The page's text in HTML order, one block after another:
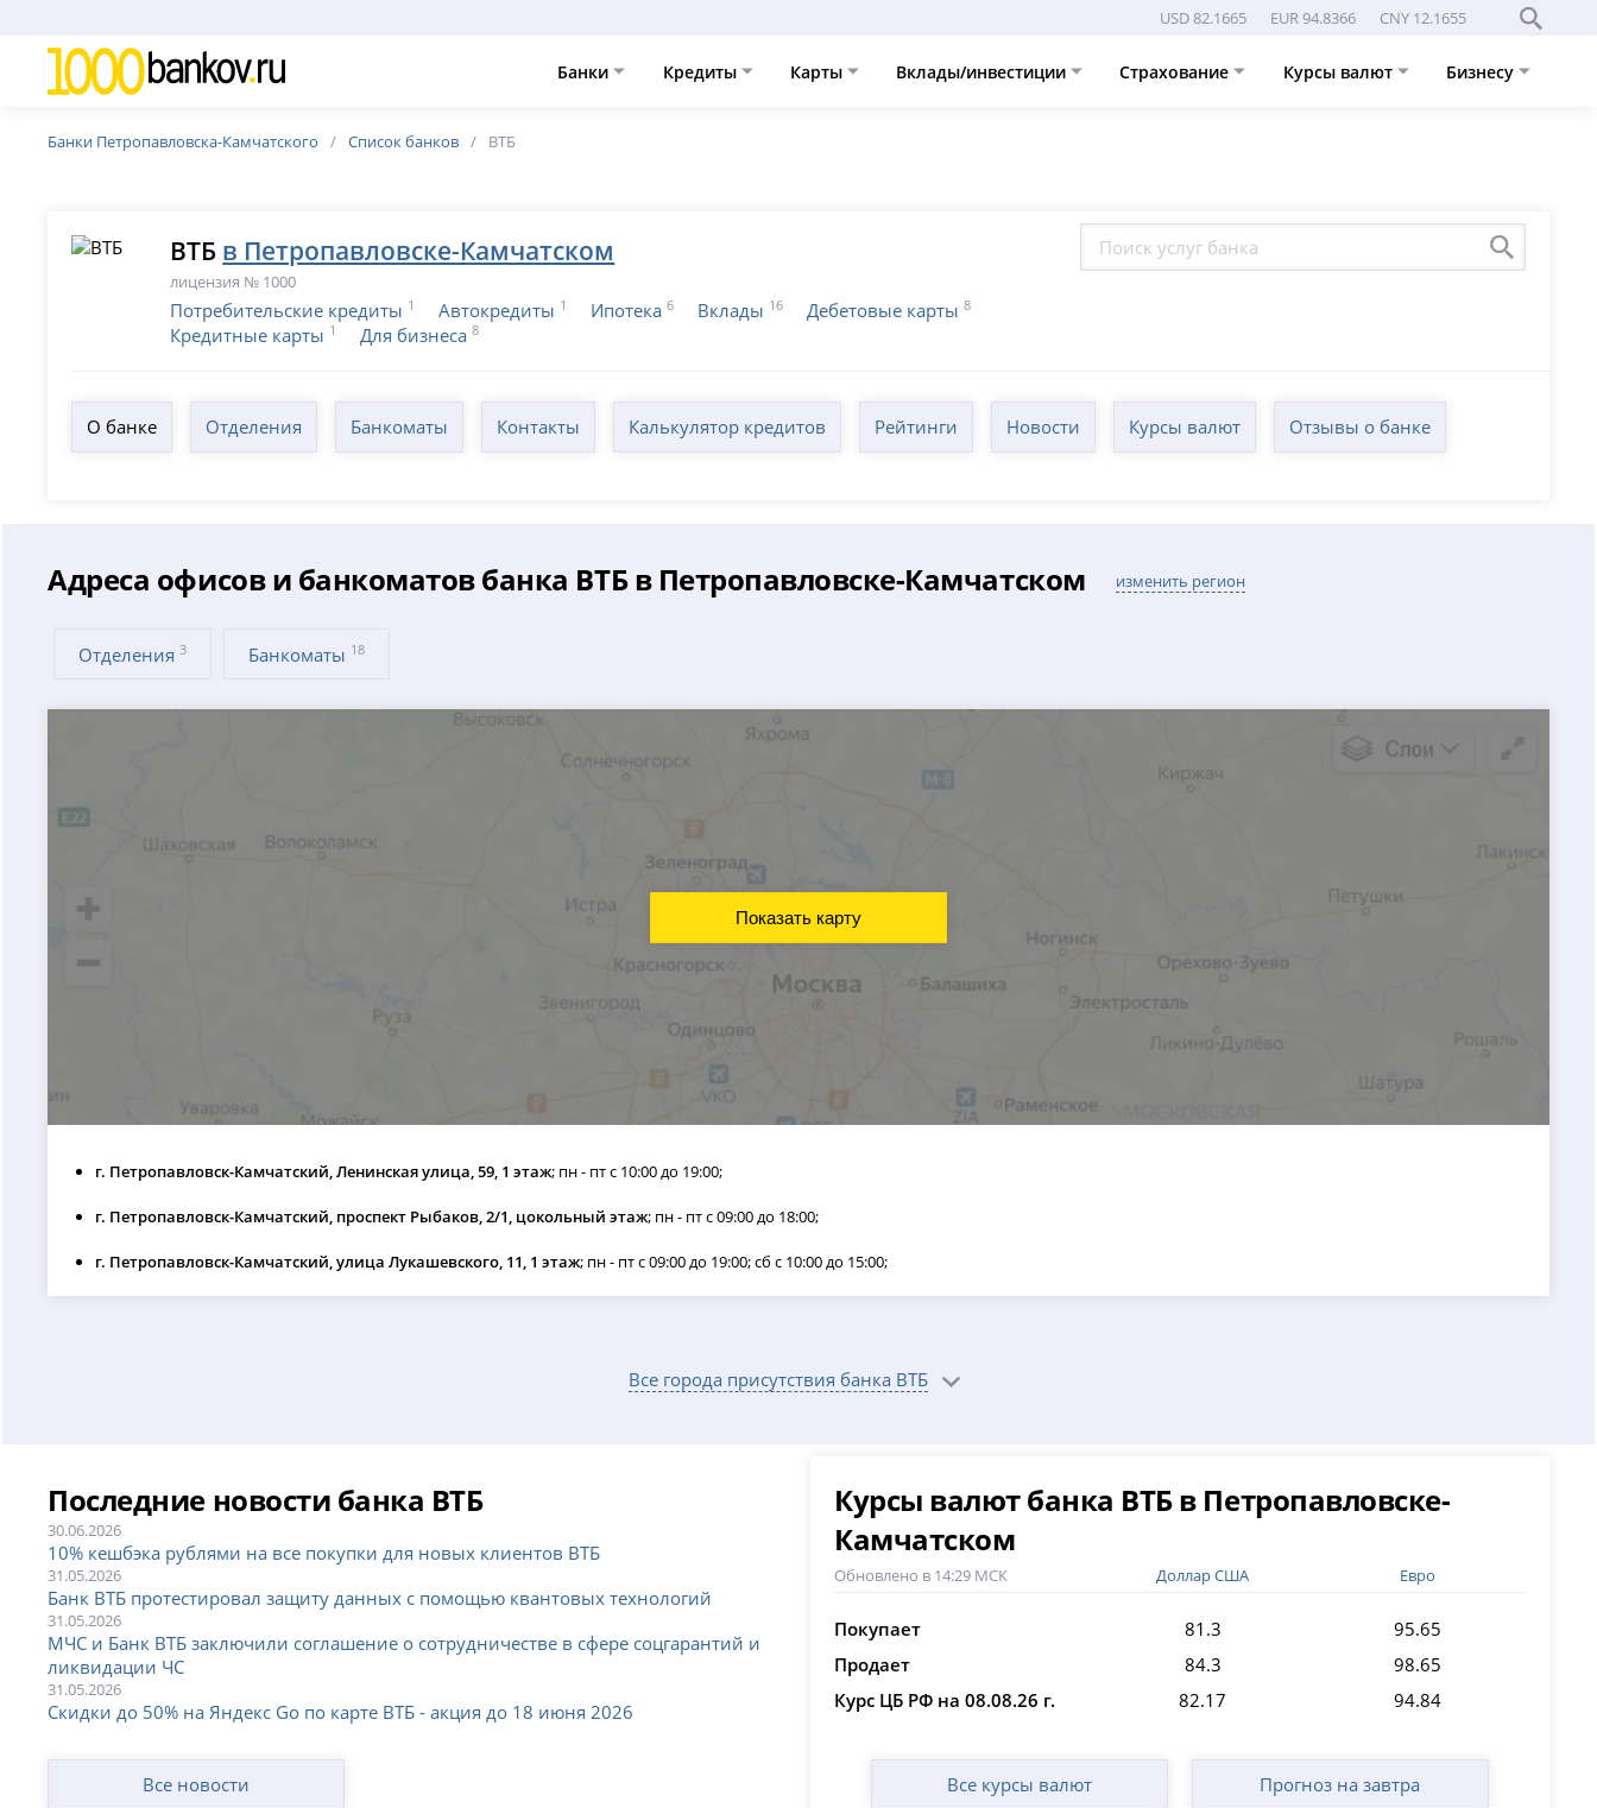
USD 82.1665 EUR 94.8366 CNY 12.1655
Банки Кредиты Карты Вклады/инвестиции Страхование Курсы валют Бизнесу
Банки Петропавловска-Камчатского Список банков ВТБ
ВТБ в Петропавловске-Камчатском
лицензия № 1000
Потребительские кредиты 1 Автокредиты 1 Ипотека 6 Вклады 16 Дебетовые карты 8
Кредитные карты 1 Для бизнеса 8
О банке Отделения Банкоматы Контакты Калькулятор кредитов Рейтинги Новости Курсы валют Отзывы о банке
Адреса офисов и банкоматов банка ВТБ в Петропавловске-Камчатском изменить регион
Отделения3 Банкоматы 18
г. Петропавловск-Камчатский, Ленинская улица, 59, 1 этаж; пн - пт с 10:00 до 19:00;
г. Петропавловск-Камчатский, проспект Рыбаков, 2/1, цокольный этаж; пн - пт с 09:00 до 18:00;
г. Петропавловск-Камчатский, улица Лукашевского, 11, 1 этаж; пн - пт с 09:00 до 19:00; сб с 10:00 до 15:00;
Показать карту
Все города присутствия банка ВТБ
Последние новости банка ВТБ
30.06.2026
10% кешбэка рублями на все покупки для новых клиентов ВТБ
31.05.2026
Банк ВТБ протестировал защиту данных с помощью квантовых технологий
31.05.2026
МЧС и Банк ВТБ заключили соглашение о сотрудничестве в сфере соцгарантий и
ликвидации ЧС
31.05.2026
Скидки до 50% на Яндекс Go по карте ВТБ - акция до 18 июня 2026
Все новости
Курсы валют банка ВТБ в Петропавловске-
Камчатском
Обновлено в 14:29 МСК Доллар США Евро
Покупает 81.3
95.65
Продает
84.3
98.65
Курс ЦБ РФ на 08.08.26 г.
82.17 94.84
Все курсы валют Прогноз на завтра